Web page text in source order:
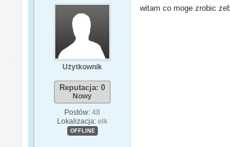
Użytkownik
Reputacja: 0
Nowy
Postów: 48
Lokalizacja: elk
OFFLINE
witam co moge zrobic